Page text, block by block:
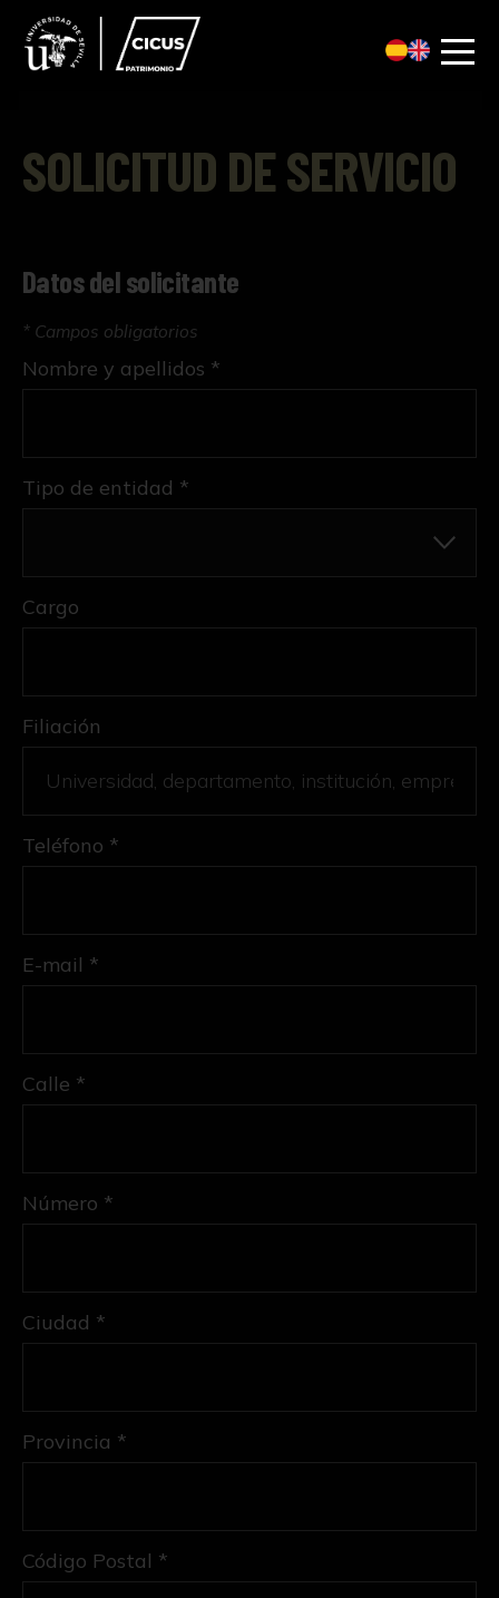
SOLICITUD DE SERVICIO
Datos del solicitante
* Campos obligatorios
Tipo de entidad *
Nombre y apellidos *
Cargo
Filiación
Teléfono *
E-mail *
Calle *
Número *
Ciudad *
Provincia *
Código Postal *